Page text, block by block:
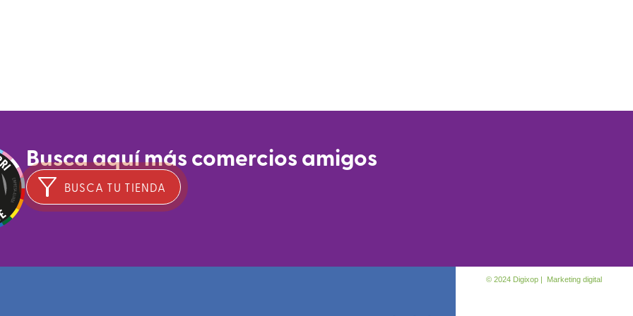
Busca aquí más comercios amigos
BUSCA TU TIENDA
© 2024 Digixop | Marketing digital